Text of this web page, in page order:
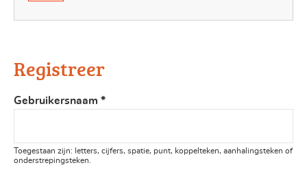
Registreer
Gebruikersnaam *
Toegestaan zijn: letters, cijfers, spatie, punt, koppelteken, aanhalingsteken of
onderstrepingsteken.